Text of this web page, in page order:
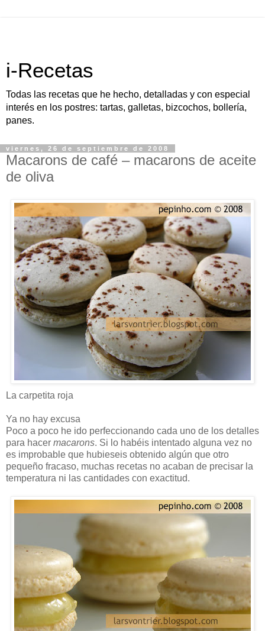
i-Recetas
Todas las recetas que he hecho, detalladas y con especial
interés en los postres: tartas, galletas, bizcochos, bollería,
panes.
viernes, 26 de septiembre de 2008
Macarons de café – macarons de aceite
de oliva
La carpetita roja
Ya no hay excusa
Poco a poco he ido perfeccionando cada uno de los detalles
para hacer macarons. Si lo habéis intentado alguna vez no
es improbable que hubieseis obtenido algún que otro
pequeño fracaso, muchas recetas no acaban de precisar la
temperatura ni las cantidades con exactitud.